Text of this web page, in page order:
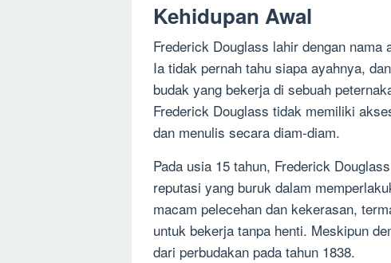
Kehidupan Awal
Frederick Douglass lahir dengan
Ia tidak pernah tahu siapa ayahnya,
budak yang bekerja di sebuah
Frederick Douglass tidak memiliki
dan menulis secara diam-diam.
Pada usia 15 tahun, Frederick
reputasi yang buruk dalam
macam pelecehan dan kekerasan,
untuk bekerja tanpa henti. Meskipun
dari perbudakan pada tahun 1838.